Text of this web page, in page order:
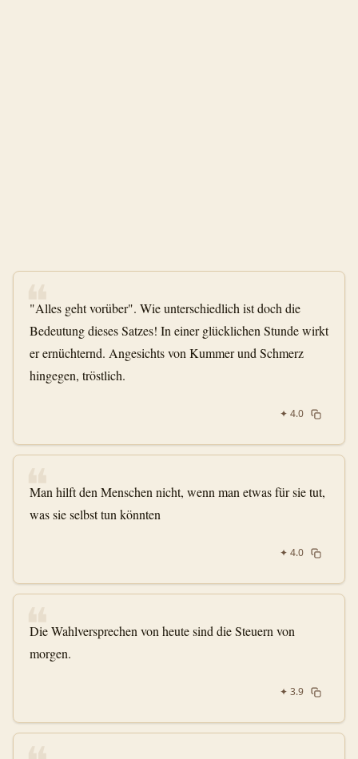
❝
"Alles geht vorüber". Wie unterschiedlich ist doch die
Bedeutung dieses Satzes! In einer glücklichen Stunde wirkt
er ernüchternd. Angesichts von Kummer und Schmerz
hingegen, tröstlich.
✦ 4.0
❝
Man hilft den Menschen nicht, wenn man etwas für sie tut,
was sie selbst tun könnten
✦ 4.0
❝
Die Wahlversprechen von heute sind die Steuern von
morgen.
✦ 3.9